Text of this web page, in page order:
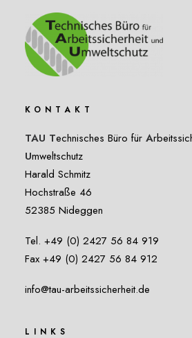
KONTAKT
TAU Technisches Büro für A
Umweltschutz
Harald Schmitz
Hochstraße 46
52385 Nideggen
Tel. +49 (0) 2427 56 84 919
Fax +49 (0) 2427 56 84 912
info@tau-arbeitssicherheit.de
LINKS